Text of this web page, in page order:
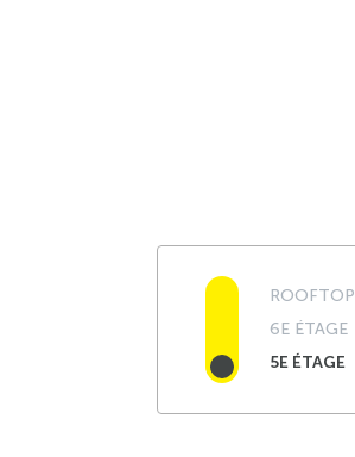
ROOFTOP
6E ÉTAGE
5E ÉTAGE